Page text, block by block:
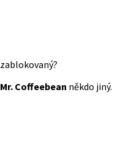
zablokovaný?
Mr. Coffeebean někdo jiný.